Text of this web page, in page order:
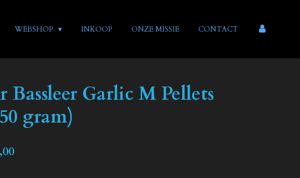
WEBSHOP INKOOP ONZE MISSIE CONTACT
Bassleer Garlic M Pellets
gram)